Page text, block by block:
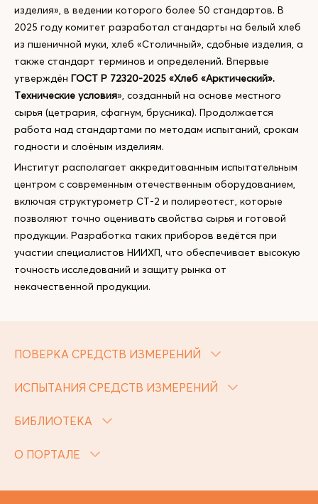
изделия», в ведении которого более 50 стандартов. В
2025 году комитет разработал стандарты на белый хлеб
из пшеничной муки, хлеб «Столичный», сдобные изделия, а
также стандарт терминов и определений. Впервые
утверждён ГОСТ Р 72320-2025 «Хлеб «Арктический».
Технические условия», созданный на основе местного
сырья (цетрария, сфагнум, брусника). Продолжается
работа над стандартами по методам испытаний, срокам
годности и слоёным изделиям.
Институт располагает аккредитованным испытательным
центром с современным отечественным оборудованием,
включая структурометр СТ-2 и полиреотест, которые
позволяют точно оценивать свойства сырья и готовой
продукции. Разработка таких приборов ведётся при
участии специалистов НИИХП, что обеспечивает высокую
точность исследований и защиту рынка от
некачественной продукции.
ПОВЕРКА СРЕДСТВ ИЗМЕРЕНИЙ
ИСПЫТАНИЯ СРЕДСТВ ИЗМЕРЕНИЙ
БИБЛИОТЕКА
О ПОРТАЛЕ